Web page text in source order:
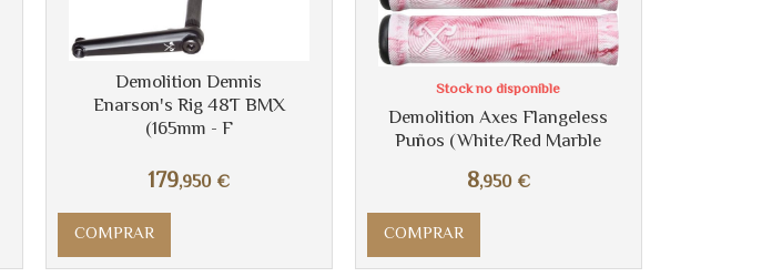
Demolition Dennis
Enarson's Rig 48T BMX
(165mm - F
179,950 €
COMPRAR
Demolition Axes Flangeless
Puños (White/Red Marble
8,950 €
Stock no disponible
COMPRAR